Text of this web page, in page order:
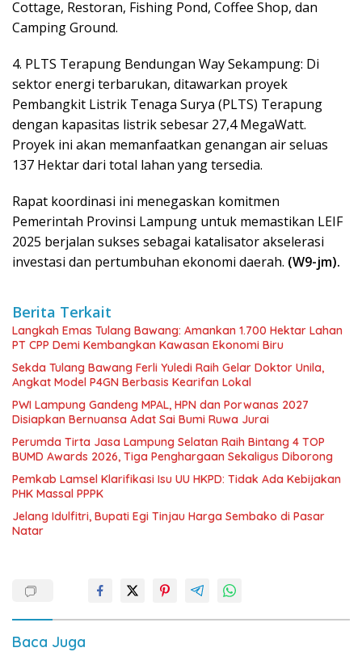
Cottage, Restoran, Fishing Pond, Coffee Shop, dan
Camping Ground.
4. PLTS Terapung Bendungan Way Sekampung: Di
sektor energi terbarukan, ditawarkan proyek
Pembangkit Listrik Tenaga Surya (PLTS) Terapung
dengan kapasitas listrik sebesar 27,4 MegaWatt.
Proyek ini akan memanfaatkan genangan air seluas
137 Hektar dari total lahan yang tersedia.
Rapat koordinasi ini menegaskan komitmen
Pemerintah Provinsi Lampung untuk memastikan LEIF
2025 berjalan sukses sebagai katalisator akselerasi
investasi dan pertumbuhan ekonomi daerah. (W9-jm).
Berita Terkait
Langkah Emas Tulang Bawang: Amankan 1.700 Hektar Lahan
PT CPP Demi Kembangkan Kawasan Ekonomi Biru
Sekda Tulang Bawang Ferli Yuledi Raih Gelar Doktor Unila,
Angkat Model P4GN Berbasis Kearifan Lokal
PWI Lampung Gandeng MPAL, HPN dan Porwanas 2027
Disiapkan Bernuansa Adat Sai Bumi Ruwa Jurai
Perumda Tirta Jasa Lampung Selatan Raih Bintang 4 TOP
BUMD Awards 2026, Tiga Penghargaan Sekaligus Diborong
Pemkab Lamsel Klarifikasi Isu UU HKPD: Tidak Ada Kebijakan
PHK Massal PPPK
Jelang Idulfitri, Bupati Egi Tinjau Harga Sembako di Pasar
Natar
Baca Juga